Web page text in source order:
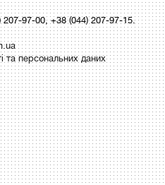
97-00, +38 (044) 207-97-15.
та персональних даних